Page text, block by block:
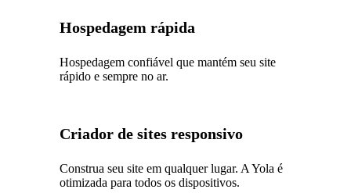
Hospedagem rápida
Hospedagem confiável que mantém seu site
rápido e sempre no ar.
Criador de sites responsivo
Construa seu site em qualquer lugar. A Yola é
otimizada para todos os dispositivos.